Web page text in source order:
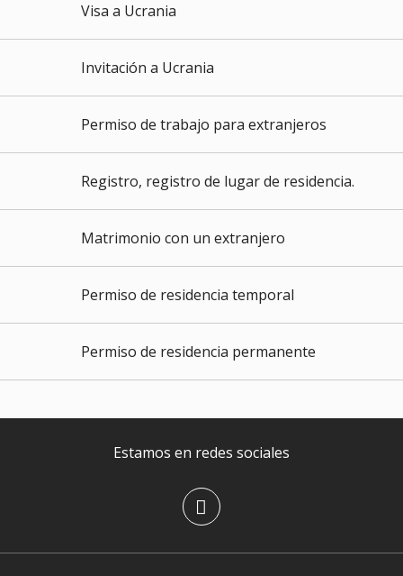
Visa a Ucrania
Invitación a Ucrania
Permiso de trabajo para extranjeros
Registro, registro de lugar de residencia.
Matrimonio con un extranjero
Permiso de residencia temporal
Permiso de residencia permanente
Estamos en redes sociales